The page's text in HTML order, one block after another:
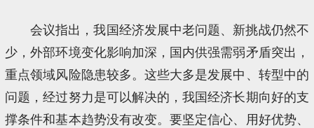
会议指出，我国经济发展中老问题、新挑战仍然不
少，外部环境变化影响加深，国内供强需弱矛盾突出，
重点领域风险隐患较多。这些大多是发展中、转型中的
问题，经过努力是可以解决的，我国经济长期向好的支
撑条件和基本趋势没有改变。要坚定信心、用好优势、